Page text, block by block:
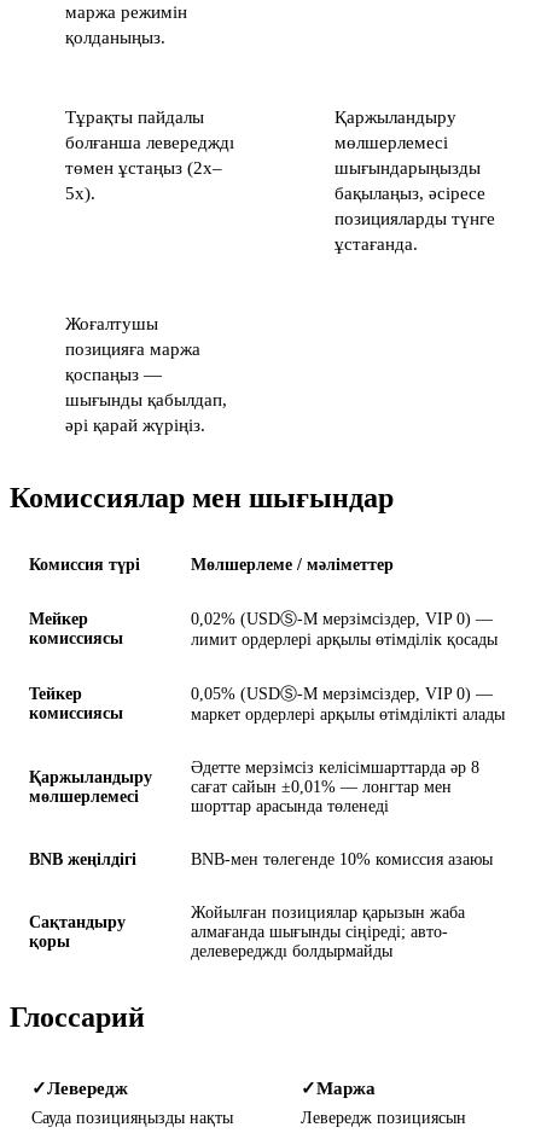
маржа режимін
қолданыңыз.
Тұрақты пайдалы
болғанша левередждı
төмен ұстаңыз (2x–
5x).
Қаржыландыру
мөлшерлемесі
шығындарыңызды
бақылаңыз, әсіресе
позицияларды түнге
ұстағанда.
Жоғалтушы
позицияға маржа
қоспаңыз —
шығынды қабылдап,
әрі қарай жүріңіз.
Комиссиялар мен шығындар
Комиссия түрі Мөлшерлеме / мәліметтер
Мейкер
комиссиясы
0,02% (USDⓈ-M мерзімсіздер, VIP 0) —
лимит ордерлері арқылы өтімділік қосады
Тейкер
комиссиясы
0,05% (USDⓈ-M мерзімсіздер, VIP 0) —
маркет ордерлері арқылы өтімділікті алады
Қаржыландыру
мөлшерлемесі
Әдетте мерзімсіз келісімшарттарда әр 8
сағат сайын ±0,01% — лонгтар мен
шорттар арасында төленеді
BNB жеңілдігі BNB-мен төлегенде 10% комиссия азаюы
Сақтандыру
қоры
Жойылған позициялар қарызын жаба
алмағанда шығынды сіңіреді; авто-
делевередждı болдырмайды
Глоссарий
✓Левередж
Сауда позицияңызды нақты
✓Маржа
Левередж позициясын